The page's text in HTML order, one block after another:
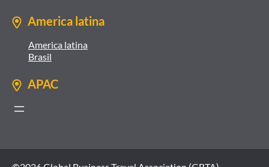
America latina
America latina
Brasil
APAC